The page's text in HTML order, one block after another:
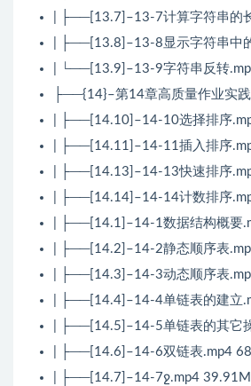
| ├──[13.7]–13-7计算字符串的
| ├──[13.8]–13-8显示字符串中
| └──[13.9]–13-9字符串反转
├──{14}–第14章高质量作业实
| ├──[14.10]–14-10选择排序
| ├──[14.11]–14-11插入排序
| ├──[14.13]–14-13快速排序
| ├──[14.14]–14-14计数排序
| ├──[14.1]–14-1数据结构概要
| ├──[14.2]–14-2静态顺序表
| ├──[14.3]–14-3动态顺序表
| ├──[14.4]–14-4单链表的建立
| ├──[14.5]–14-5单链表的其它
| ├──[14.6]–14-6双链表.mp4
| ├──[14.7]–14-7ջ.mp4 39.91M